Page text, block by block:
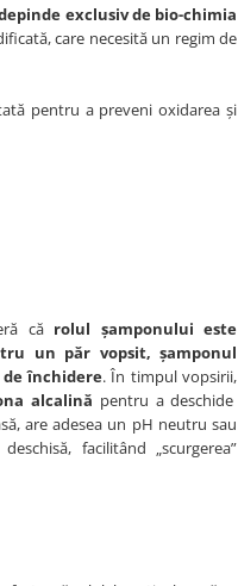
exclusiv de bio-chimia
care necesită un regim de
pentru a preveni oxidarea și
că rolul șamponului este
un păr vopsit, șamponul
închidere. În timpul vopsirii,
alcalină pentru a deschide
are adesea un pH neutru sau
facilitând „scurgerea”